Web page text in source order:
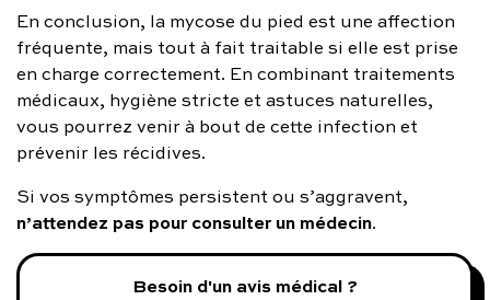
En conclusion, la mycose du pied est une affection
fréquente, mais tout à fait traitable si elle est prise
en charge correctement. En combinant traitements
médicaux, hygiène stricte et astuces naturelles,
vous pourrez venir à bout de cette infection et
prévenir les récidives.
Si vos symptômes persistent ou s’aggravent,
n’attendez pas pour consulter un médecin.
Besoin d'un avis médical ?